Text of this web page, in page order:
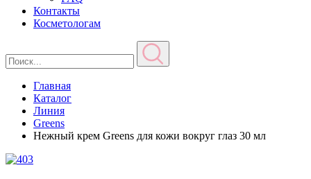
Контакты
Косметологам
Главная
Каталог
Линия
Greens
Нежный крем Greens для кожи вокруг глаз 30 мл